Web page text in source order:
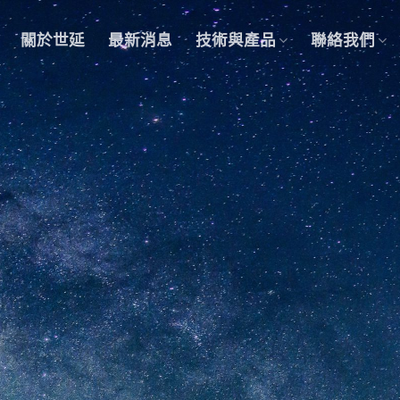
關於世延 最新消息 技術與產品 聯絡我們